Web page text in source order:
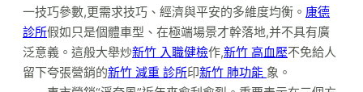
一技巧參數,更需求技巧、經濟與平安的多維度均衡。 康德
診所假如只是個體車型、在極端場景才幹落地,并不具有廣
泛意義。這般大舉炒新竹 入職健檢作,新竹 高血壓不免給人
留下夸張營銷的新竹 減重 診所印新竹 肺功能 象。